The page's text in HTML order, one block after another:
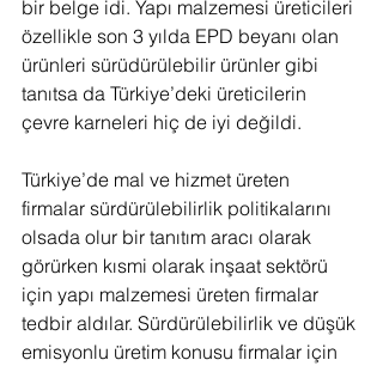
bir belge idi. Yapı malzemesi üreticileri
özellikle son 3 yılda EPD beyanı olan
ürünleri sürüdürülebilir ürünler gibi
tanıtsa da Türkiye’deki üreticilerin
çevre karneleri hiç de iyi değildi.
Türkiye’de mal ve hizmet üreten
firmalar sürdürülebilirlik politikalarını
olsada olur bir tanıtım aracı olarak
görürken kısmi olarak inşaat sektörü
için yapı malzemesi üreten firmalar
tedbir aldılar. Sürdürülebilirlik ve düşük
emisyonlu üretim konusu firmalar için